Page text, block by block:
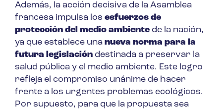
Además, la acción decisiva de la Asamblea
francesa impulsa los esfuerzos de
protección del medio ambiente de la nación,
ya que establece una nueva norma para la
futura legislación destinada a preservar la
salud pública y el medio ambiente. Este logro
refleja el compromiso unánime de hacer
frente a los urgentes problemas ecológicos.
Por supuesto, para que la propuesta sea